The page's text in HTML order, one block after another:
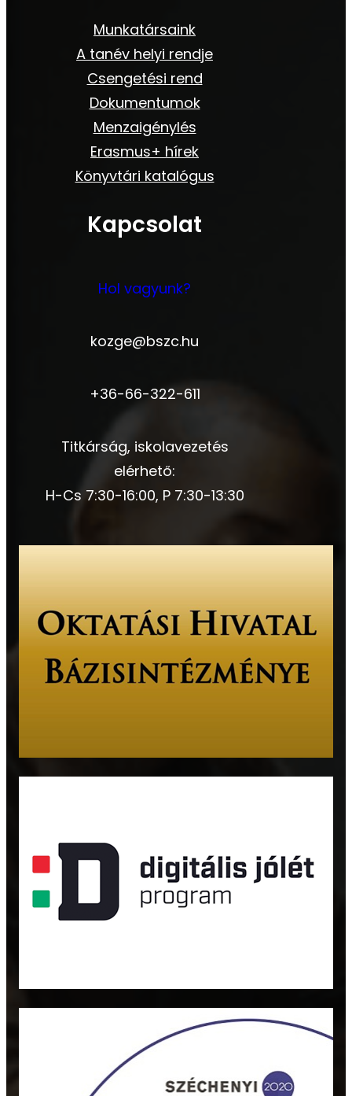
Munkatársaink
A tanév helyi rendje
Csengetési rend
Dokumentumok
Menzaigénylés
Erasmus+ hírek
Könyvtári katalógus
Kapcsolat
Hol vagyunk?
kozge@bszc.hu
+36-66-322-611
Titkárság, iskolavezetés
elérhető:
H-Cs 7:30-16:00, P 7:30-13:30